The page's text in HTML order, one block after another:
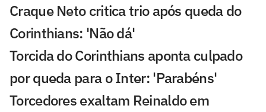
Craque Neto critica trio após queda do
Corinthians: 'Não dá'
Torcida do Corinthians aponta culpado
por queda para o Inter: 'Parabéns'
Torcedores exaltam Reinaldo em